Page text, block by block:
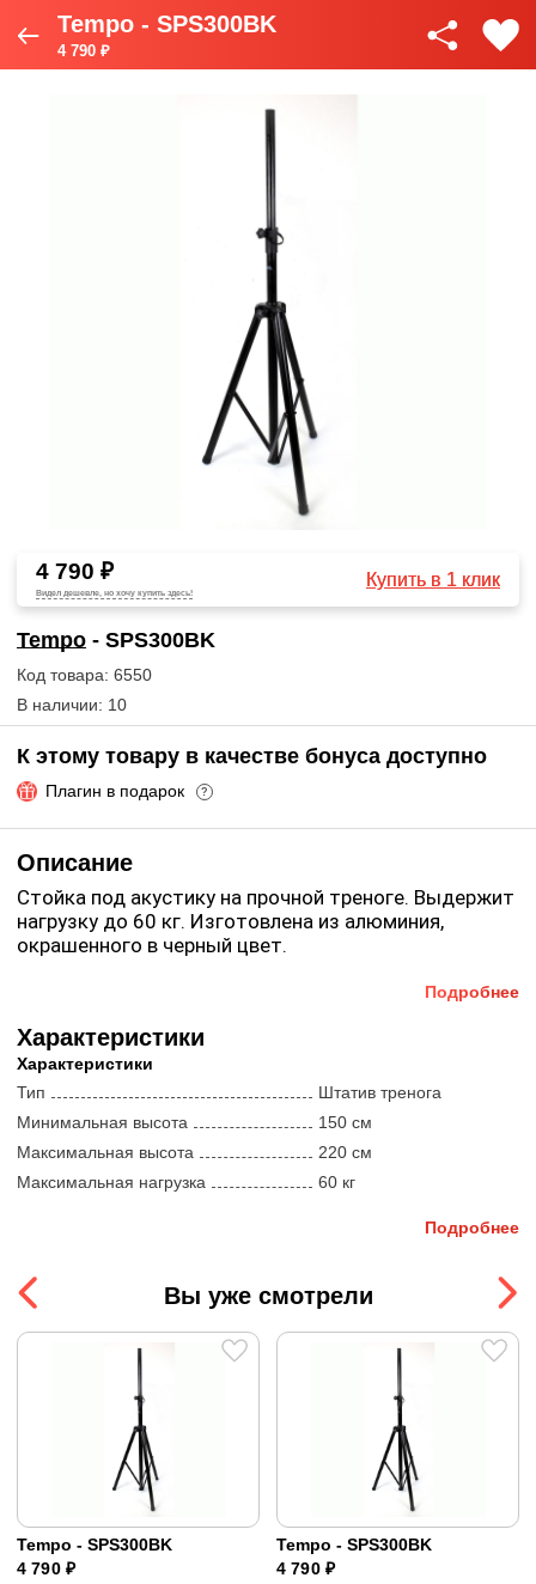
Tempo - SPS300BK
4 790 ₽
4 790 ₽
Видел дешевле, но хочу купить здесь!
Купить в 1 клик
Tempo - SPS300BK
Код товара: 6550
В наличии: 10
К этому товару в качестве бонуса доступно
Плагин в подарок ?
Описание
Стойка под акустику на прочной треноге. Выдержит
нагрузку до 60 кг. Изготовлена из алюминия,
окрашенного в черный цвет.
Подробнее
Характеристики
Характеристики
Тип
Штатив тренога
Минимальная высота
150 cм
Максимальная высота
220 cм
Максимальная нагрузка
60 кг
Подробнее
Вы уже смотрели
Tempo - SPS300BK
4 790 ₽
Tempo - SPS300BK
4 790 ₽